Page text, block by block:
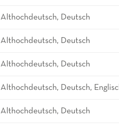
Althochdeutsch, Deutsch
Althochdeutsch, Deutsch
Althochdeutsch, Deutsch
Althochdeutsch, Deutsch,
Althochdeutsch, Deutsch